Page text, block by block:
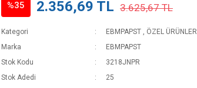
%35 2.356,69 TL 3.625,67 TL
Kategori EBMPAPST , ÖZEL ÜRÜNLER
Marka
EBMPAPST
Stok Kodu
3218JNPR
Stok Adedi
25